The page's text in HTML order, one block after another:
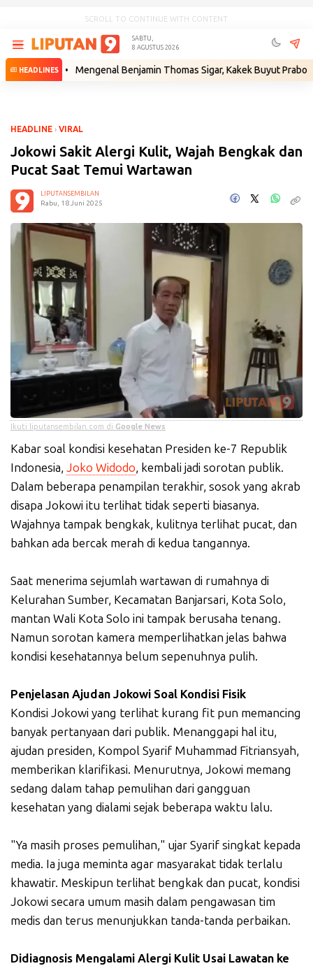
SCROLL TO CONTINUE WITH CONTENT
SABTU,
8 AGUSTUS 2026
HEADLINES
• Mengenal Benjamin Thomas Sigar, Kakek Buyut Prabowo dari
HEADLINE › VIRAL
Jokowi Sakit Alergi Kulit, Wajah Bengkak dan
Pucat Saat Temui Wartawan
LIPUTANSEMBILAN
Rabu, 18 Juni 2025
Ikuti liputansembilan.com di Google News
Kabar soal kondisi kesehatan Presiden ke-7 Republik
Indonesia, Joko Widodo, kembali jadi sorotan publik.
Dalam beberapa penampilan terakhir, sosok yang akrab
disapa Jokowi itu terlihat tidak seperti biasanya.
Wajahnya tampak bengkak, kulitnya terlihat pucat, dan
bahkan ada bercak merah di kedua tangannya.
Saat menerima sejumlah wartawan di rumahnya di
Kelurahan Sumber, Kecamatan Banjarsari, Kota Solo,
mantan Wali Kota Solo ini tampak berusaha tenang.
Namun sorotan kamera memperlihatkan jelas bahwa
kondisi kesehatannya belum sepenuhnya pulih.
Penjelasan Ajudan Jokowi Soal Kondisi Fisik
Kondisi Jokowi yang terlihat kurang fit pun memancing
banyak pertanyaan dari publik. Menanggapi hal itu,
ajudan presiden, Kompol Syarif Muhammad Fitriansyah,
memberikan klarifikasi. Menurutnya, Jokowi memang
sedang dalam tahap pemulihan dari gangguan
kesehatan yang dialami sejak beberapa waktu lalu.
"Ya masih proses pemulihan," ujar Syarif singkat kepada
media. Ia juga meminta agar masyarakat tidak terlalu
khawatir. Meskipun terlihat bengkak dan pucat, kondisi
Jokowi secara umum masih dalam pengawasan tim
medis dan terus menunjukkan tanda-tanda perbaikan.
Didiagnosis Mengalami Alergi Kulit Usai Lawatan ke